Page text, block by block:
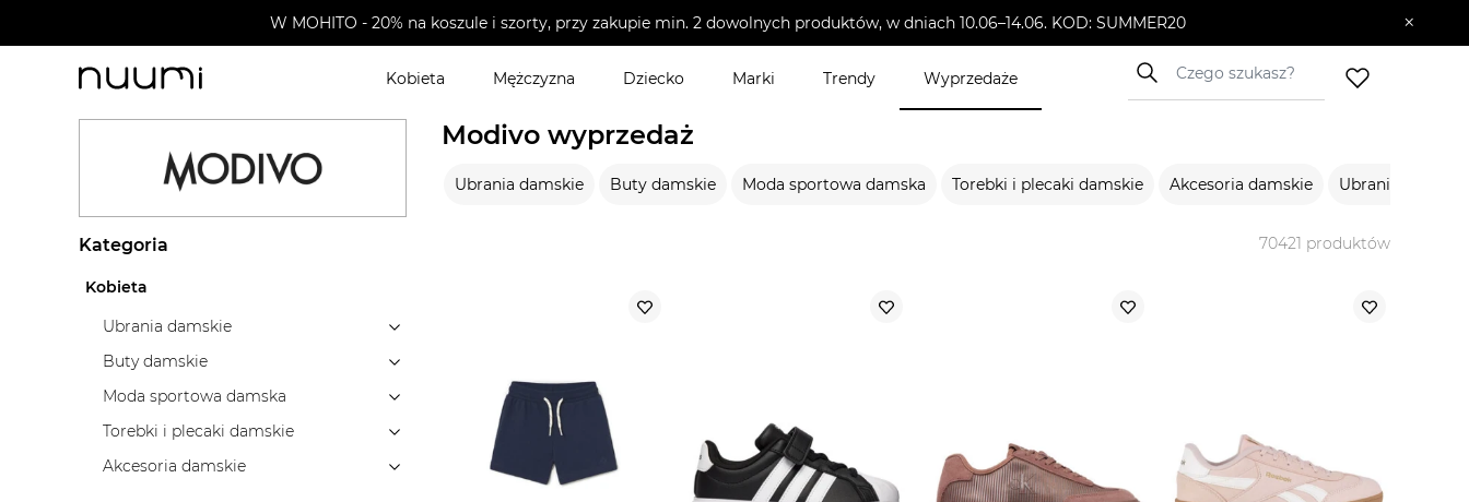
W MOHITO - 20% na koszule i szorty, przy zakupie min. 2 dowolnych produktów, w dniach 10.06–14.06. KOD: SUMMER20 ×
Kobieta Mężczyzna Dziecko Marki Trendy Wyprzedaże
nuumi.pl > Wyprzedaże
Kategoria
Kobieta
Ubrania damskie
Buty damskie
Moda sportowa damska
Torebki i plecaki damskie
Akcesoria damskie
Modivo wyprzedaż
Ubrania damskie Buty damskie Moda sportowa damska Torebki i plecaki damskie Akcesoria damskie Ubrania męskie
70421 produktów